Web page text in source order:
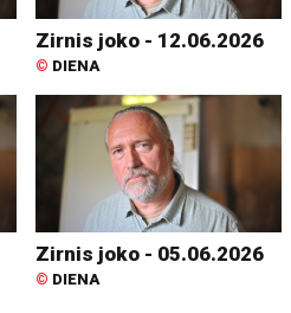
Zirnis joko - 12.06.2026
© DIENA
Zirnis joko - 05.06.2026
© DIENA